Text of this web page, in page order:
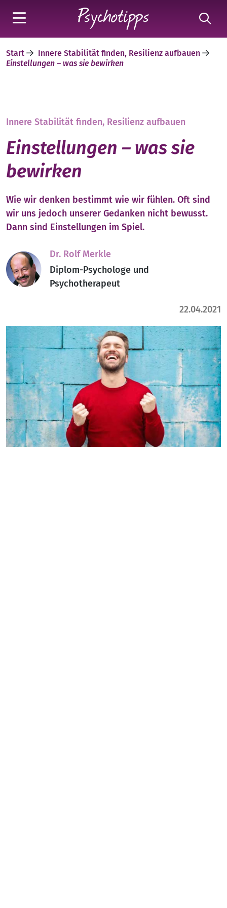
Start
Innere Stabilität finden, Resilienz aufbauen
Einstellungen – was sie bewirken
Innere Stabilität finden, Resilienz aufbauen
Einstellungen – was sie
bewirken
Wie wir denken bestimmt wie wir fühlen. Oft sind
wir uns jedoch unserer Gedanken nicht bewusst.
Dann sind Einstellungen im Spiel.
Dr. Rolf Merkle
Diplom-Psychologe und
Psychotherapeut
22.04.2021